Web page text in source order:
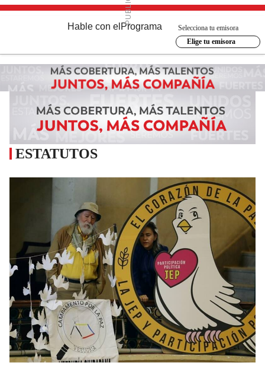
Hable con el Programa
Selecciona tu emisora
Elige tu emisora
ESTATUTOS